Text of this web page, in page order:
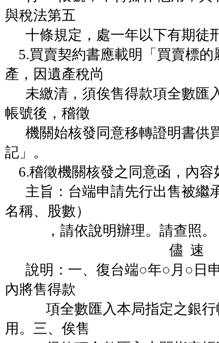
與稅法第五
十條規定，處一年以下有期徒
5.買賣契約書應載明「買賣標的
產，因遺產稅尚
未繳清，須俟售得款項全數匯
帳號後，稽徵
機關始核發同意移轉證明書供
記」。
6.稽徵機關核發之同意函，內容
主旨：台端申請先行出售被繼
名稱、股數）
，請依說明辦理。請查照。
儘 速
說明：一、復台端○年○月○日
內將售得款
項全數匯入本局指定之銀行
用。三、俟售